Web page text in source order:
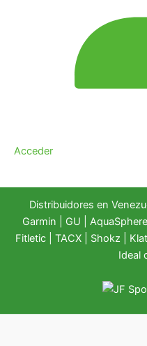
Acceder
Distribuidores en
Garmin
GU AquaSphere
Fitletic
TACX Shokz
Ideal